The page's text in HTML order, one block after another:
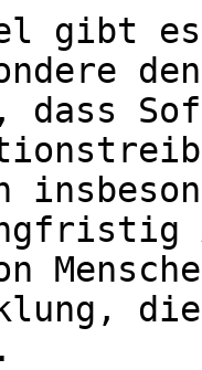
gibt
dass